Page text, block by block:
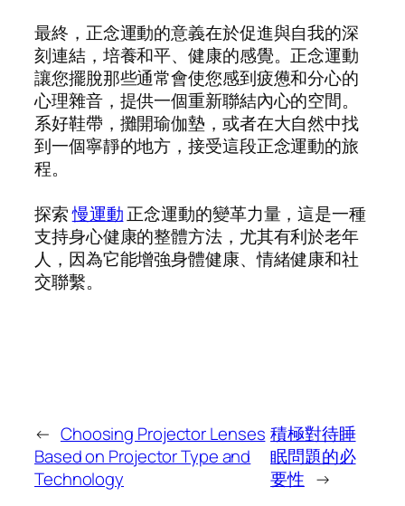
最終，正念運動的意義在於促進與自我的深
刻連結，培養和平、健康的感覺。正念運動
讓您擺脫那些通常會使您感到疲憊和分心的
心理雜音，提供一個重新聯結內心的空間。
系好鞋帶，攤開瑜伽墊，或者在大自然中找
到一個寧靜的地方，接受這段正念運動的旅
程。
探索慢運動正念運動的變革力量，這是一種
支持身心健康的整體方法，尤其有利於老年
人，因為它能增強身體健康、情緒健康和社
交聯繫。
← Choosing Projector Lenses
Based on Projector Type and
Technology
積極對待睡
眠問題的必
要性 →